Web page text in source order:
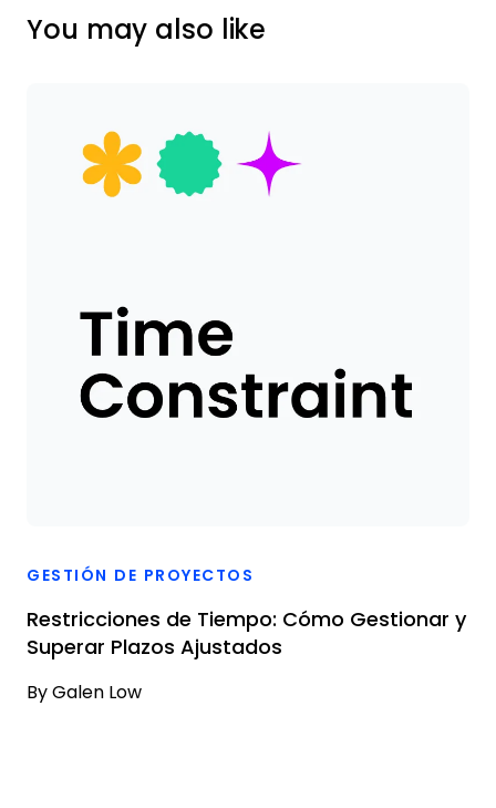
You may also like
GESTIÓN DE PROYECTOS
Restricciones de Tiempo: Cómo Gestionar y
Superar Plazos Ajustados
By Galen Low